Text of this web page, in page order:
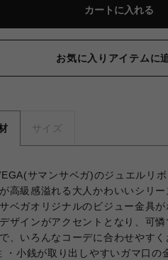
カートに入れる
お気に入りアイテムに
サイズ
サマンサベガ)のジュエルリ
高級感溢れる大人かわいいシリ
ベガオリジナルのビジュー金具
ザインがアクセントとなり、可
、いろんなコーデに合わせやす
小銭が取り出しやすいガマ口の